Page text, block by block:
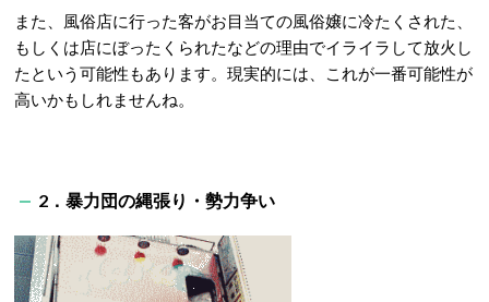
また、風俗店に行った客がお目当ての風俗嬢に冷たくされた、
もしくは店にぼったくられたなどの理由でイライラして放火し
たという可能性もあります。現実的には、これが一番可能性が
高いかもしれませんね。
2．暴力団の縄張り・勢力争い